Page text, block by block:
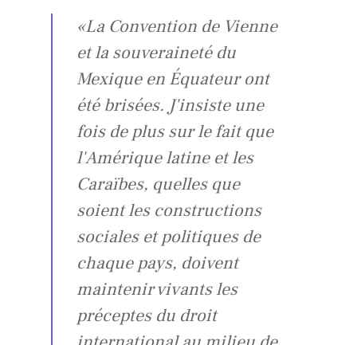
«La Convention de Vienne
et la souveraineté du
Mexique en Équateur ont
été brisées. J'insiste une
fois de plus sur le fait que
l'Amérique latine et les
Caraïbes, quelles que
soient les constructions
sociales et politiques de
chaque pays, doivent
maintenir vivants les
préceptes du droit